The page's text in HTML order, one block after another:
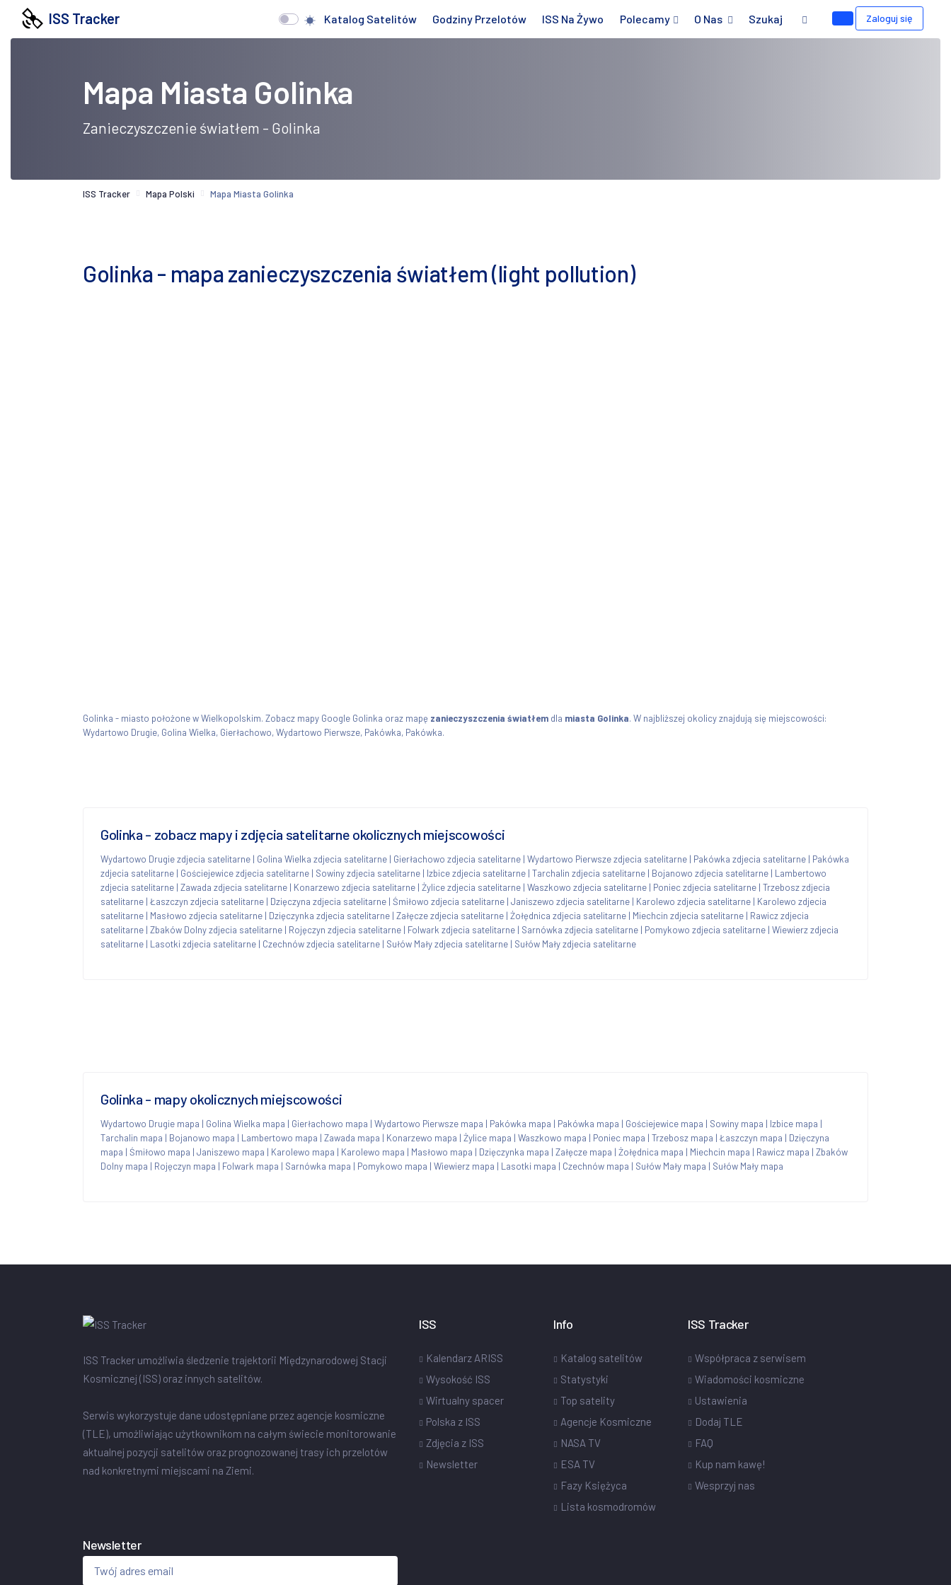
ISS Tracker Katalog Satelitów Godziny Przelotów ISS Na Żywo Polecamy O Nas Szukaj Zaloguj się
Mapa Miasta Golinka
Zanieczyszczenie światłem - Golinka
ISS Tracker Mapa Polski Mapa Miasta Golinka
Golinka - mapa zanieczyszczenia światłem (light pollution)
Golinka - miasto położone w Wielkopolskim. Zobacz mapy Google Golinka oraz mapę zanieczyszczenia światłem dla miasta Golinka. W najbliższej okolicy znajdują się miejscowości:
Wydartowo Drugie, Golina Wielka, Gierłachowo, Wydartowo Pierwsze, Pakówka, Pakówka.
Golinka - zobacz mapy i zdjęcia satelitarne okolicznych miejscowości
Wydartowo Drugie zdjecia satelitarne | Golina Wielka zdjecia satelitarne | Gierłachowo zdjecia satelitarne | Wydartowo Pierwsze zdjecia satelitarne | Pakówka zdjecia satelitarne | Pakówka
zdjecia satelitarne | Gościejewice zdjecia satelitarne | Sowiny zdjecia satelitarne | Izbice zdjecia satelitarne | Tarchalin zdjecia satelitarne | Bojanowo zdjecia satelitarne | Lambertowo
zdjecia satelitarne | Zawada zdjecia satelitarne | Konarzewo zdjecia satelitarne | Żylice zdjecia satelitarne | Waszkowo zdjecia satelitarne | Poniec zdjecia satelitarne | Trzebosz zdjecia
satelitarne | Łaszczyn zdjecia satelitarne | Dzięczyna zdjecia satelitarne | Śmiłowo zdjecia satelitarne | Janiszewo zdjecia satelitarne | Karolewo zdjecia satelitarne | Karolewo zdjecia
satelitarne | Masłowo zdjecia satelitarne | Dzięczynka zdjecia satelitarne | Załęcze zdjecia satelitarne | Żołędnica zdjecia satelitarne | Miechcin zdjecia satelitarne | Rawicz zdjecia
satelitarne | Zbaków Dolny zdjecia satelitarne | Rojęczyn zdjecia satelitarne | Folwark zdjecia satelitarne | Sarnówka zdjecia satelitarne | Pomykowo zdjecia satelitarne | Wiewierz zdjecia
satelitarne | Lasotki zdjecia satelitarne | Czechnów zdjecia satelitarne | Sułów Mały zdjecia satelitarne | Sułów Mały zdjecia satelitarne
Golinka - mapy okolicznych miejscowości
Wydartowo Drugie mapa | Golina Wielka mapa | Gierłachowo mapa | Wydartowo Pierwsze mapa | Pakówka mapa | Pakówka mapa | Gościejewice mapa | Sowiny mapa | Izbice mapa |
Tarchalin mapa | Bojanowo mapa | Lambertowo mapa | Zawada mapa | Konarzewo mapa | Żylice mapa | Waszkowo mapa | Poniec mapa | Trzebosz mapa | Łaszczyn mapa | Dzięczyna
mapa | Śmiłowo mapa | Janiszewo mapa | Karolewo mapa | Karolewo mapa | Masłowo mapa | Dzięczynka mapa | Załęcze mapa | Żołędnica mapa | Miechcin mapa | Rawicz mapa | Zbaków
Dolny mapa | Rojęczyn mapa | Folwark mapa | Sarnówka mapa | Pomykowo mapa | Wiewierz mapa | Lasotki mapa | Czechnów mapa | Sułów Mały mapa | Sułów Mały mapa
ISS Tracker umożliwia śledzenie trajektorii Międzynarodowej Stacji
Kosmicznej (ISS) oraz innych satelitów.
Serwis wykorzystuje dane udostępniane przez agencje kosmiczne
(TLE), umożliwiając użytkownikom na całym świecie monitorowanie
aktualnej pozycji satelitów oraz prognozowanej trasy ich przelotów
nad konkretnymi miejscami na Ziemi.
ISS
Kalendarz ARISS
Wysokość ISS
Wirtualny spacer
Polska z ISS
Zdjęcia z ISS
Newsletter
Info
Katalog satelitów
Statystyki
Top satelity
Agencje Kosmiczne
NASA TV
ESA TV
Fazy Księżyca
Lista kosmodromów
ISS Tracker
Współpraca z serwisem
Wiadomości kosmiczne
Ustawienia
Dodaj TLE
FAQ
Kup nam kawę!
Wesprzyj nas
Newsletter